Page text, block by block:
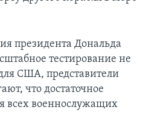
президента Дональда
тестирование не
США, представители
что достаточное
всех военнослужащих